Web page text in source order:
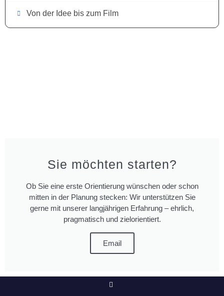
Von der Idee bis zum Film
Sie möchten starten?
Ob Sie eine erste Orientierung wünschen oder schon
mitten in der Planung stecken: Wir unterstützen Sie
gerne mit unserer langjährigen Erfahrung – ehrlich,
pragmatisch und zielorientiert.
Email